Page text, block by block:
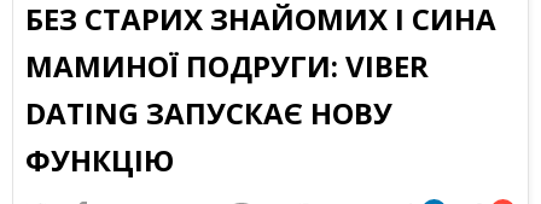
БЕЗ СТАРИХ ЗНАЙОМИХ І СИНА
МАМИНОЇ ПОДРУГИ: VIBER
DATING ЗАПУСКАЄ НОВУ
ФУНКЦІЮ